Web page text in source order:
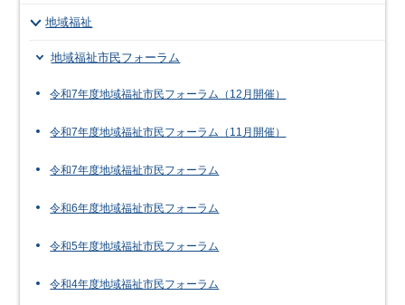
地域福祉
地域福祉市民フォーラム
令和7年度地域福祉市民フォーラム（12月開催）
令和7年度地域福祉市民フォーラム（11月開催）
令和7年度地域福祉市民フォーラム
令和6年度地域福祉市民フォーラム
令和5年度地域福祉市民フォーラム
令和4年度地域福祉市民フォーラム